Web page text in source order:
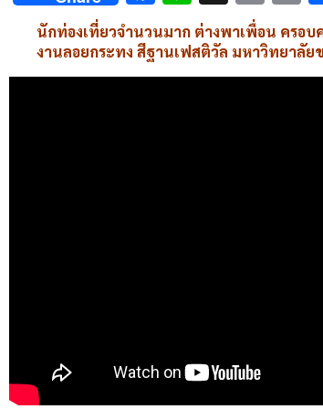
นักท่องเที่ยวจำนวนมาก ต่างพาเพื่อน ครอ
งานลอยกระทง สีฐานเฟสติวัล มหาวิทยาลัย